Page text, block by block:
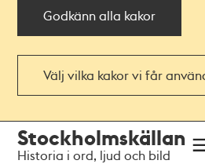
Godkänn alla kakor
Välj vilka kakor vi får
navigationen
huvudinnehållet
Stockholmskällan
Historia i ord, ljud och bild